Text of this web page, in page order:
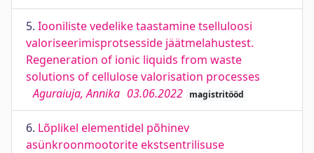
5. Iooniliste vedelike taastamine tselluloosi
valoriseerimisprotsesside jäätmelahustest.
Regeneration of ionic liquids from waste
solutions of cellulose valorisation processes
Aguraiuja, Annika 03.06.2022 magistritööd
6. Lõplikel elementidel põhinev
asünkroonmootorite ekstsentrilisuse